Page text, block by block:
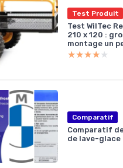
Test Produit
Test WilTec
210 x 120 :
montage un
★★★★★
★★★★★
Comparatif
Comparatif
de lave-